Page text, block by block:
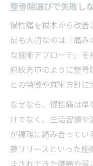
整骨院によ
整骨院施術
保険適用の
整骨院ラン
女性も安心の整
女性に優し
整骨院で叶
女性専用整
口コミで選
整骨院選びで失敗し
慢性痛を根本から改善
最も大切なのは「痛み
な施術アプローチ」を
府枚方市のように整
との特徴や施術方針に
なぜなら、慢性痛は単
けでなく、生活習慣
が複雑に絡み合ってい
膜リリースといった施